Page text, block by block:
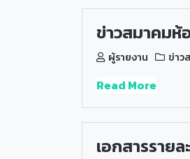
ข่าวสมาคมห้
ผู้รายงาน ข่าว
Read More
เอกสารราย